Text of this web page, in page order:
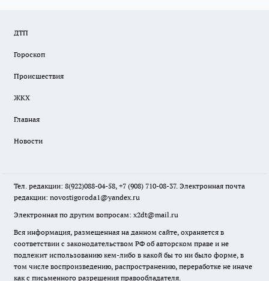
ДТП
Гороскоп
Происшествия
ЖКХ
Главная
Новости
Тел. редакции: 8(922)088-04-58, +7 (908) 710-08-37. Электронная почта
редакции: novostigoroda1@yandex.ru
Электронная по другим вопросам: x2dt@mail.ru
Вся информация, размещенная на данном сайте, охраняется в
соответствии с законодательством РФ об авторском праве и не
подлежит использованию кем-либо в какой бы то ни было форме, в
том числе воспроизведению, распространению, переработке не иначе
как с письменного разрешения правообладателя.